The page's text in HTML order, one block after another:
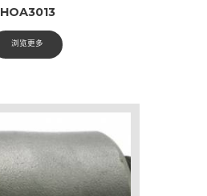
HOA3013
浏览更多